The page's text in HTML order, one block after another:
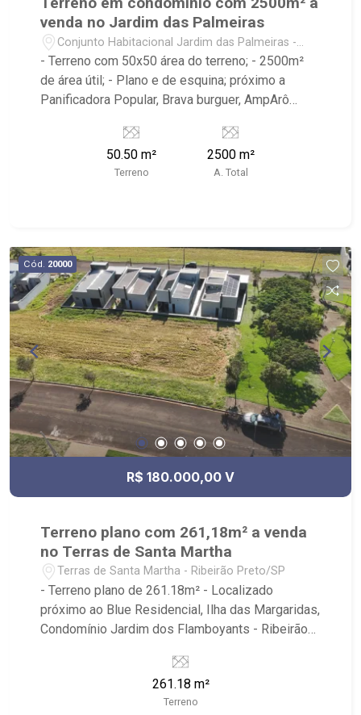
venda no Jardim das Palmeiras
Conjunto Habitacional Jardim das Palmeiras -
Ribeirão Preto/SP
- Terreno com 50x50 área do terreno; - 2500m²
de área útil; - Plano e de esquina; próximo a
Panificadora Popular, Brava burguer, AmpArô
Ribeirão Imóveis, referência em venda, compra e
locação. - Sinta-se em casa na Ribeirão Imóveis,
afinal Somos e Vivemos Ribeirão: - funcionários
para Venda, Compra e Locação, imobiliária é
Ribeirão Imóveis - sede na Av. Professor João
Fiusa;
50.50 m²
Terreno
2500 m²
A. Total
Cód. 20000
R$ 180.000,00 V
Terreno plano com 261,18m² a venda
no Terras de Santa Martha
Terras de Santa Martha - Ribeirão Preto/SP
- Terreno plano de 261.18m² - Localizado
próximo ao Blue Residencial, Ilha das Margaridas,
Condomínio Jardim dos Flamboyants - Ribeirão
- Sinta-se em casa na Ribeirão Imóveis, afinal
Somos e Vivemos Ribeirão: - funcionários
capacitados; - processos rápidos e eficientes; -
261.18 m²
Terreno